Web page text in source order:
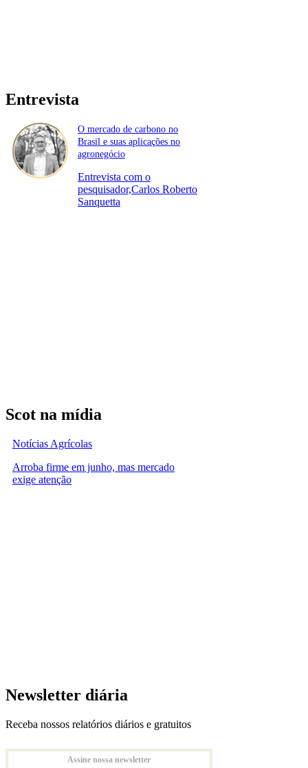
Entrevista
O mercado de carbono no
Brasil e suas aplicações no
agronegócio
Entrevista com o
pesquisador,Carlos Roberto
Sanquetta
Scot na mídia
Notícias Agrícolas
Arroba firme em junho, mas mercado
exige atenção
Newsletter diária
Receba nossos relatórios diários e gratuitos
Assine nossa newsletter